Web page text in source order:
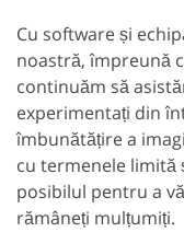
Cu software și
noastră, împreună
continuăm să
experimentați din
îmbunătățire a
cu termenele limită
posibilul pentru a
rămâneți mulțumiți.